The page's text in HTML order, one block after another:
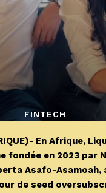
FINTECH
En Afrique,
fondée en 2023 par
Asafo-Asamoah,
de seed